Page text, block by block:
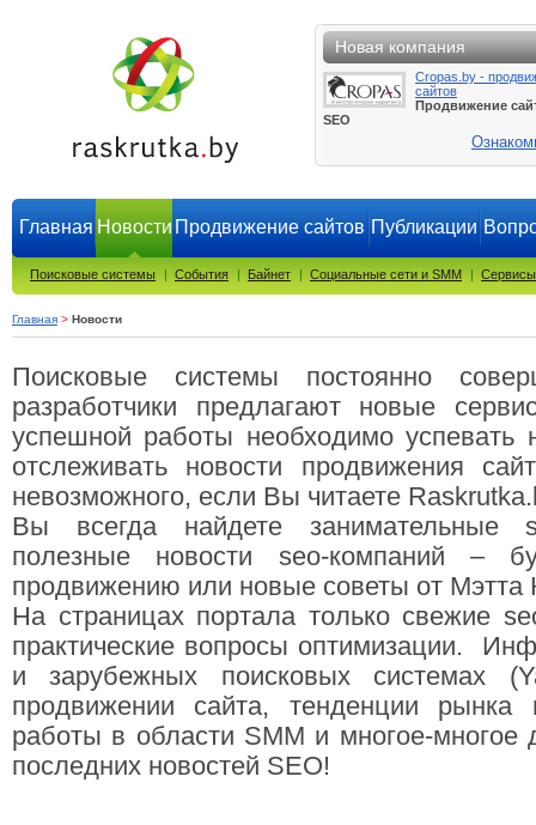
Новая компания
Cropas.by -
сайтов
Продвижение
SEO
Главная Новости Продвижение сайтов Публикации
Поисковые системы | События | Байнет | Социальные сети и SMM |
Главная > Новости
Поисковые системы постоянно
разработчики предлагают новые
успешной работы необходимо успевать
отслеживать новости продвижения
невозможного, если Вы читаете
Вы всегда найдете занимательные
полезные новости seo-компаний –
продвижению или новые советы от Мэтта
На страницах портала только свежие
практические вопросы оптимизации.
и зарубежных поисковых системах
продвижении сайта, тенденции рынка
работы в области SMM и многое-многое
последних новостей SEO!